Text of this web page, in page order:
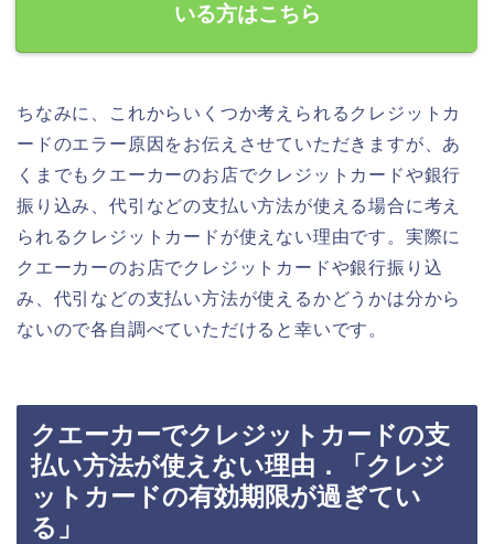
いる方はこちら
ちなみに、これからいくつか考えられるクレジットカ
ードのエラー原因をお伝えさせていただきますが、あ
くまでもクエーカーのお店でクレジットカードや銀行
振り込み、代引などの支払い方法が使える場合に考え
られるクレジットカードが使えない理由です。実際に
クエーカーのお店でクレジットカードや銀行振り込
み、代引などの支払い方法が使えるかどうかは分から
ないので各自調べていただけると幸いです。
クエーカーでクレジットカードの支
払い方法が使えない理由．「クレジ
ットカードの有効期限が過ぎてい
る」